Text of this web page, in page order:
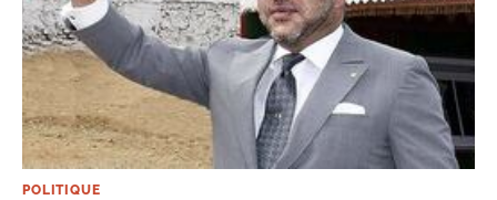
POLITIQUE